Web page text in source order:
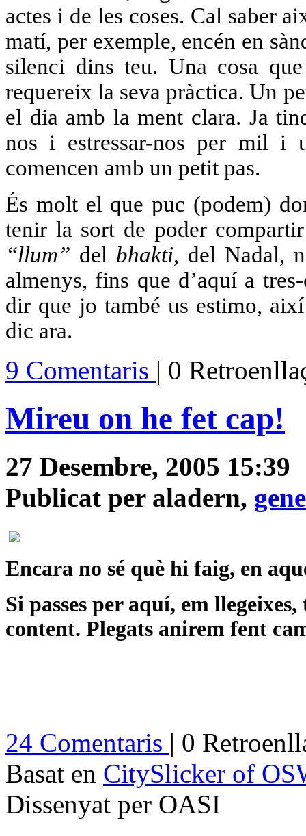
actes i de les coses. Cal saber
matí, per exemple, encén en
silenci dins teu. Una cosa
requereix la seva pràctica. Un
el dia amb la ment clara. Ja
nos i estressar-nos per mil i
comencen amb un petit pas.
És molt el que puc (podem)
tenir la sort de poder
“llum” del bhakti, del Nadal,
almenys, fins que d’aquí a
dir que jo també us estimo,
dic ara.
9 Comentaris | 0
Mireu on he fet cap!
27 Desembre, 2005 15:39
Publicat per aladern,
Encara no sé què hi faig, en
Si passes per aquí, em
content. Plegats anirem fent
24 Comentaris | 0
Basat en CitySlicker of
Dissenyat per OASI